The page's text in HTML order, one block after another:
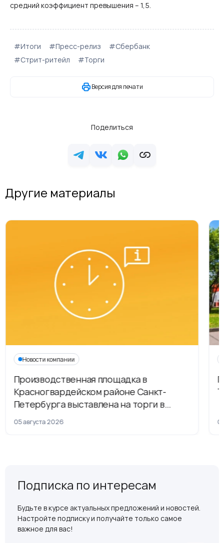
средний коэффициент превышения – 1,5.
#Итоги #Пресс-релиз
#Сбербанк
#Стрит-ритейл
#Торги
Версия для печати
Поделиться
Другие материалы
Новости компании
Производственная площадка в
Красногвардейском районе Санкт-
Петербурга выставлена на торги в
рамках приватизации
05 августа 2026
Подписка по интересам
Будьте в курсе актуальных предложений и новостей.
Настройте подписку и получайте только самое
важное для вас!